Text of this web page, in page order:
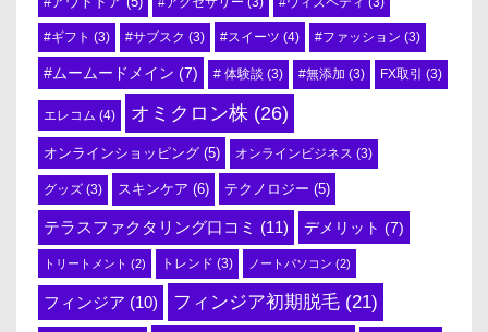
#ギフト (3) #サブスク (3) #スイーツ (4) #ファッション (3)
#ムームードメイン (7) # 体験談 (3) #無添加 (3) FX取引 (3)
エレコム (4) オミクロン株 (26)
オンラインショッピング (5) オンラインビジネス (3)
グッズ (3) スキンケア (6) テクノロジー (5)
テラスファクタリング口コミ (11) デメリット (7)
トリートメント (2) トレンド (3) ノートパソコン (2)
フィンジア (10) フィンジア初期脱毛 (21)